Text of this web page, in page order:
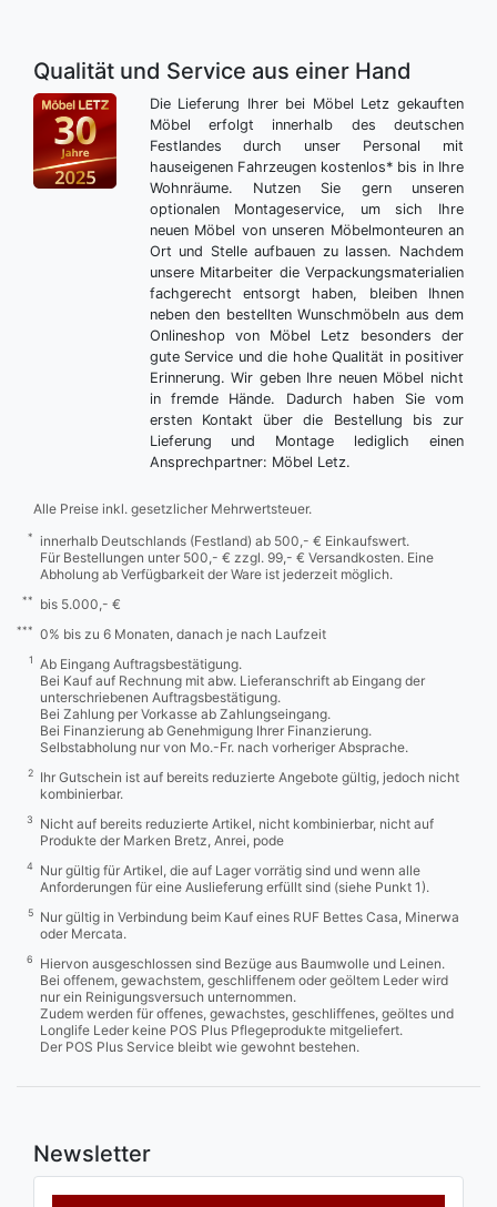
Qualität und Service aus einer Hand
Die Lieferung Ihrer bei Möbel Letz gekauften
Möbel erfolgt innerhalb des deutschen
Festlandes durch unser Personal mit
hauseigenen Fahrzeugen kostenlos* bis in Ihre
Wohnräume. Nutzen Sie gern unseren
optionalen Montageservice, um sich Ihre
neuen Möbel von unseren Möbelmonteuren an
Ort und Stelle aufbauen zu lassen. Nachdem
unsere Mitarbeiter die Verpackungsmaterialien
fachgerecht entsorgt haben, bleiben Ihnen
neben den bestellten Wunschmöbeln aus dem
Onlineshop von Möbel Letz besonders der
gute Service und die hohe Qualität in positiver
Erinnerung. Wir geben Ihre neuen Möbel nicht
in fremde Hände. Dadurch haben Sie vom
ersten Kontakt über die Bestellung bis zur
Lieferung und Montage lediglich einen
Ansprechpartner: Möbel Letz.
Alle Preise inkl. gesetzlicher Mehrwertsteuer.
*
innerhalb Deutschlands (Festland) ab 500,- € Einkaufswert.
Für Bestellungen unter 500,- € zzgl. 99,- € Versandkosten. Eine
Abholung ab Verfügbarkeit der Ware ist jederzeit möglich.
** bis 5.000,- €
*** 0% bis zu 6 Monaten, danach je nach Laufzeit
1
Ab Eingang Auftragsbestätigung.
Bei Kauf auf Rechnung mit abw. Lieferanschrift ab Eingang der
unterschriebenen Auftragsbestätigung.
Bei Zahlung per Vorkasse ab Zahlungseingang.
Bei Finanzierung ab Genehmigung Ihrer Finanzierung.
Selbstabholung nur von Mo.-Fr. nach vorheriger Absprache.
2
Ihr Gutschein ist auf bereits reduzierte Angebote gültig, jedoch nicht
kombinierbar.
3
Nicht auf bereits reduzierte Artikel, nicht kombinierbar, nicht auf
Produkte der Marken Bretz, Anrei, pode
4
Nur gültig für Artikel, die auf Lager vorrätig sind und wenn alle
Anforderungen für eine Auslieferung erfüllt sind (siehe Punkt 1).
5
Nur gültig in Verbindung beim Kauf eines RUF Bettes Casa, Minerwa
oder Mercata.
6
Hiervon ausgeschlossen sind Bezüge aus Baumwolle und Leinen.
Bei offenem, gewachstem, geschliffenem oder geöltem Leder wird
nur ein Reinigungsversuch unternommen.
Zudem werden für offenes, gewachstes, geschliffenes, geöltes und
Longlife Leder keine POS Plus Pflegeprodukte mitgeliefert.
Der POS Plus Service bleibt wie gewohnt bestehen.
Newsletter